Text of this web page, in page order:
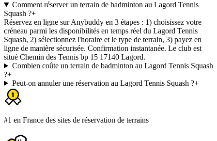
Comment réserver un terrain de badminton au Lagord Tennis
Squash ?+
Réservez en ligne sur Anybuddy en 3 étapes : 1) choisissez votre
créneau parmi les disponibilités en temps réel du Lagord Tennis
Squash, 2) sélectionnez l'horaire et le type de terrain, 3) payez en
ligne de manière sécurisée. Confirmation instantanée. Le club est
situé Chemin des Tennis bp 15 17140 Lagord.
Combien coûte un terrain de badminton au Lagord Tennis Squash
?+
Peut-on annuler une réservation au Lagord Tennis Squash ?+
#1 en France des sites de réservation de terrains